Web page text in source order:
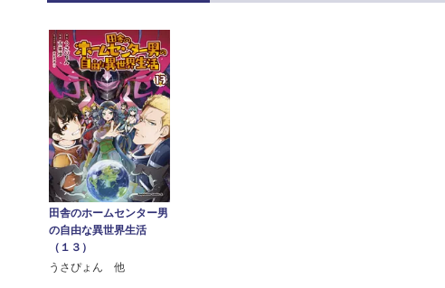
田舎のホームセンター男
の自由な異世界生活
（１３）
うさぴょん 他